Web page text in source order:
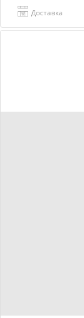
Доставка